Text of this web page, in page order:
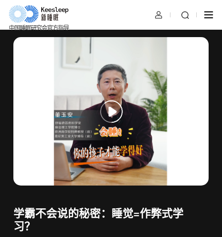
中国睡眠研究会官方指导
学霸不会说的秘密：睡觉=作弊式学
习？